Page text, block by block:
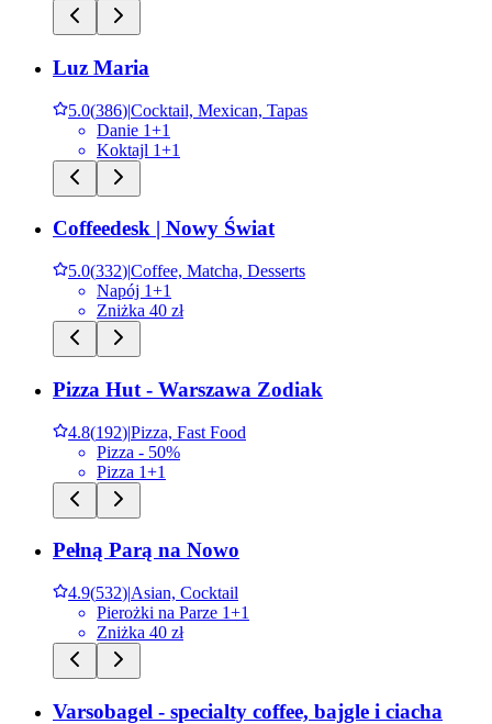
Luz Maria
5.0(386)|Cocktail, Mexican, Tapas
Danie 1+1
Koktajl 1+1
Coffeedesk | Nowy Świat
5.0(332)|Coffee, Matcha, Desserts
Napój 1+1
Zniżka 40 zł
Pizza Hut - Warszawa Zodiak
4.8(192)|Pizza, Fast Food
Pizza - 50%
Pizza 1+1
Pełną Parą na Nowo
4.9(532)|Asian, Cocktail
Pierożki na Parze 1+1
Zniżka 40 zł
Varsobagel - specialty coffee, bajgle i ciacha